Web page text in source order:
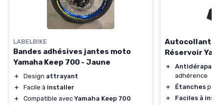
LABELBIKE
Bandes adhésives jantes moto
Yamaha Keep 700 - Jaune
＋ Design attrayant
＋
Facile à installer
＋
Compatible avec Yamaha Keep 700
Autocollants
Réservoir
＋
adhérence
＋
Étanches
＋
Faciles à